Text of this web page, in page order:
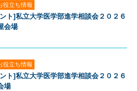
役立ち情報
ト]私立大学医学部進学相談会２０２６
会場
役立ち情報
ト]私立大学医学部進学相談会２０２６
場